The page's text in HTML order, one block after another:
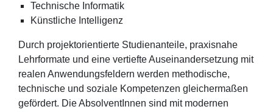
Technische Informatik
Künstliche Intelligenz
Durch projektorientierte Studienanteile, praxisnahe
Lehrformate und eine vertiefte Auseinandersetzung mit
realen Anwendungsfeldern werden methodische,
technische und soziale Kompetenzen gleichermaßen
gefördert. Die AbsolventInnen sind mit modernen